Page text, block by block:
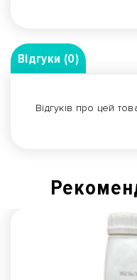
Відгуки (0)
Відгуків про цей